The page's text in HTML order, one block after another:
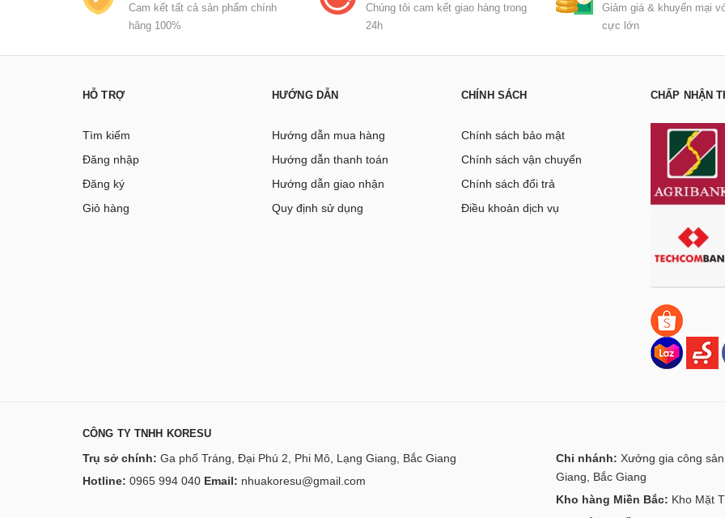
Cam kết tất cả sản phẩm chính
hãng 100%
Chúng tôi cam kết giao hàng trong
24h
Giảm giá & khuyến mại
cực lớn
HỖ TRỢ
Tìm kiếm
Đăng nhập
Đăng ký
Giỏ hàng
HƯỚNG DẪN
Hướng dẫn mua hàng
Hướng dẫn thanh toán
Hướng dẫn giao nhận
Quy định sử dụng
CHÍNH SÁCH
Chính sách bảo mật
Chính sách vận chuyển
Chính sách đổi trả
Điều khoản dịch vụ
CHẤP NHẬN
CÔNG TY TNHH KORESU
Trụ sở chính: Ga phố Tráng, Đại Phú 2, Phi Mô, Lạng Giang, Bắc Giang
Hotline: 0965 994 040 Email: nhuakoresu@gmail.com
Chi nhánh: Xưởng gia công
Giang, Bắc Giang
Kho hàng Miền Bắc: Kho Mặt